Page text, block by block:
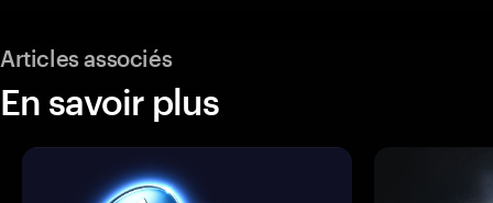
Articles associés
En savoir plus